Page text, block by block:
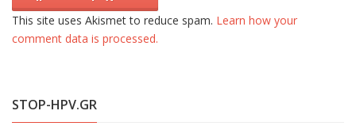
This site uses Akismet to reduce spam. Learn how your
comment data is processed.
STOP-HPV.GR